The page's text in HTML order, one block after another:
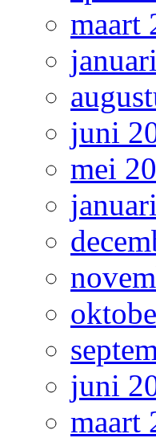
maart
juni
mei
juni
maart